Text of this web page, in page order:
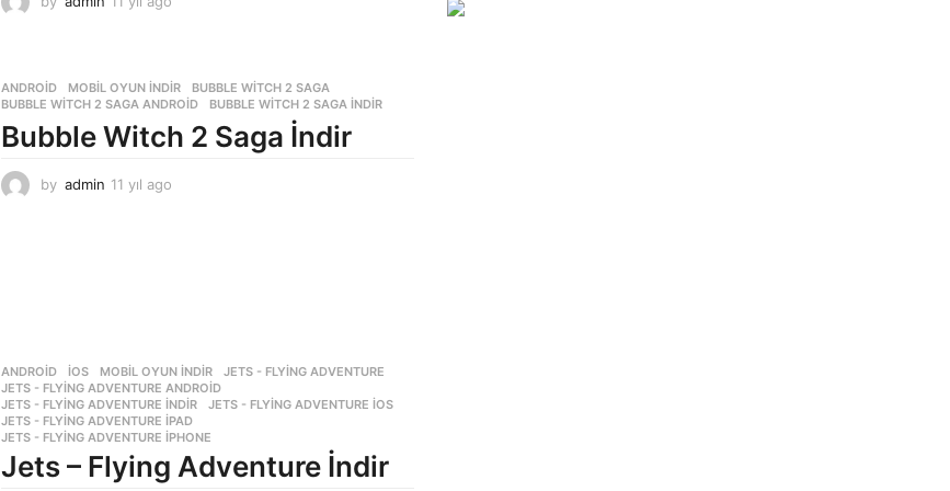
l
a
g
o
ANDROID ,MOBIL OYUN INDIR BUBBLE WITCH 2 SAGA
BUBBLE WITCH 2 SAGA ANDROID
,BUBBLE WITCH 2 SAGA INDIR
Bubble Witch 2 Saga İndir
by admin 11 yıl ago
ANDROID ,İOS ,MOBIL OYUN INDIR JETS - FLYING ADVENTURE
JETS - FLYING ADVENTURE ANDROID
JETS - FLYING ADVENTURE INDIR
,JETS - FLYING ADVENTURE IOS
JETS - FLYING ADVENTURE IPAD
JETS - FLYING ADVENTURE IPHONE
Jets – Flying Adventure İndir